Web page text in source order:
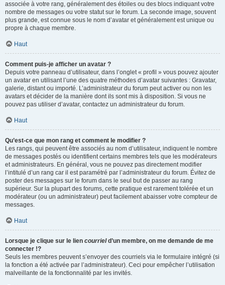
associée à votre rang, généralement des étoiles ou des blocs indiquant votre
nombre de messages ou votre statut sur le forum. La seconde image, souvent
plus grande, est connue sous le nom d’avatar et généralement est unique ou
propre à chaque membre.
Haut
Comment puis-je afficher un avatar ?
Depuis votre panneau d’utilisateur, dans l’onglet « profil » vous pouvez ajouter
un avatar en utilisant l’une des quatre méthodes d’avatar suivantes : Gravatar,
galerie, distant ou importé. L’administrateur du forum peut activer ou non les
avatars et décider de la manière dont ils sont mis à disposition. Si vous ne
pouvez pas utiliser d’avatar, contactez un administrateur du forum.
Haut
Qu’est-ce que mon rang et comment le modifier ?
Les rangs, qui peuvent être associés au nom d’utilisateur, indiquent le nombre
de messages postés ou identifient certains membres tels que les modérateurs
et administrateurs. En général, vous ne pouvez pas directement modifier
l’intitulé d’un rang car il est paramétré par l’administrateur du forum. Évitez de
poster des messages sur le forum dans le seul but de passer au rang
supérieur. Sur la plupart des forums, cette pratique est rarement tolérée et un
modérateur (ou un administrateur) peut facilement abaisser votre compteur de
messages.
Haut
Lorsque je clique sur le lien courrield’un membre, on me demande de me
connecter !?
Seuls les membres peuvent s’envoyer des courriels via le formulaire intégré (si
la fonction a été activée par l’administrateur). Ceci pour empêcher l’utilisation
malveillante de la fonctionnalité par les invités.